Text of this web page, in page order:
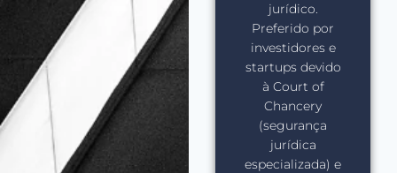
jurídico.
Preferido por
investidores e
startups devido
à Court of
Chancery
(segurança
jurídica
especializada) e